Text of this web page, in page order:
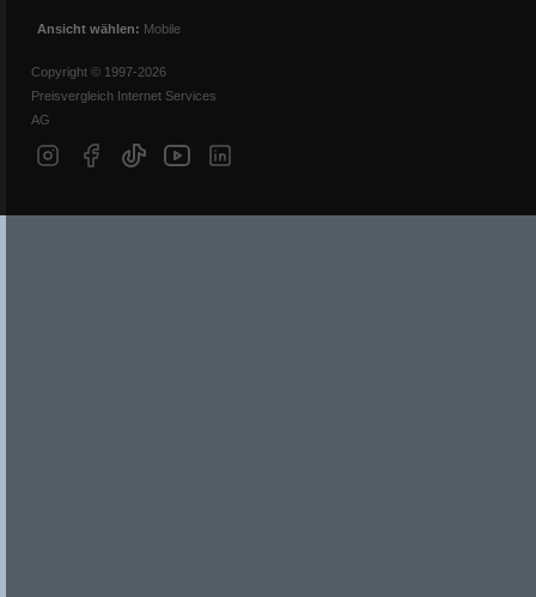
Ansicht wählen: Mobile
Copyright © 1997-2026
Preisvergleich Internet Services
AG